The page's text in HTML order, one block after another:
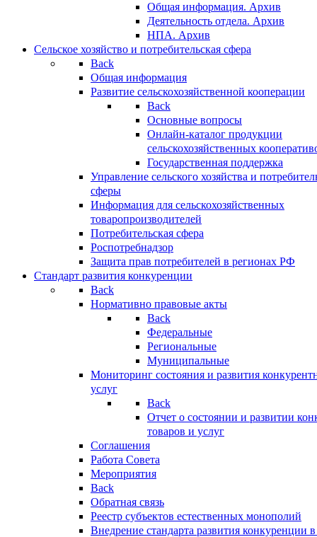
Общая информация. Архив
Деятельность отдела. Архив
НПА. Архив
Сельское хозяйство и потребительская сфера
Back
Общая информация
Развитие сельскохозяйственной кооперации
Back
Основные вопросы
Онлайн-каталог продукции
сельскохозяйственных
Государственная поддержка
Управление сельского хозяйства и
сферы
Информация для сельскохозяйственных
товаропроизводителей
Потребительская сфера
Роспотребнадзор
Защита прав потребителей в регионах РФ
Стандарт развития конкуренции
Back
Нормативно правовые акты
Back
Федеральные
Региональные
Муниципальные
Мониторинг состояния и развития
услуг
Back
Отчет о состоянии и развитии
товаров и услуг
Соглашения
Работа Совета
Мероприятия
Back
Обратная связь
Реестр субъектов естественных монополий
Внедрение стандарта развития конкуренции